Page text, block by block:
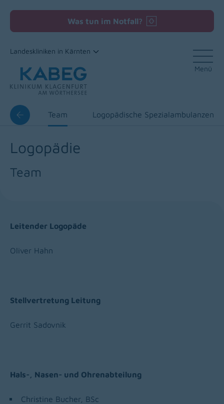
Zum Inhalt
Was tun im Notfall?
Landeskliniken in Kärnten
Menü
Team Logopädische Spezialambulanzen
Logopädie
Team
Leitender Logopäde
Oliver Hahn
Stellvertretung Leitung
Gerrit Sadovnik
Hals-, Nasen- und Ohrenabteilung
Christine Bucher, BSc